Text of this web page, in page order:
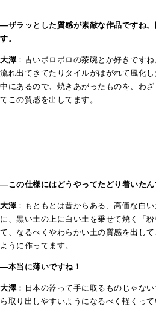
―ザラッとした質感が素敵な作品ですね
す。
大澤：古いボロボロの茶碗とか好きです
流れ出てきてたりタイルがはがれて風化
中にあるので、焼きあがったものを、わ
てこの質感を出してます。
―この仕様にはどうやってたどり着いたん
大澤：もともとは昔からある、高価な白
に、黒い土の上に白い土を乗せて焼く「
て、なるべくやわらかい土の質感を出し
ように作ってます。
―本当に薄いですね！
大澤：日本の器って手に取るものじゃな
ら取り出しやすいようになるべく軽くって